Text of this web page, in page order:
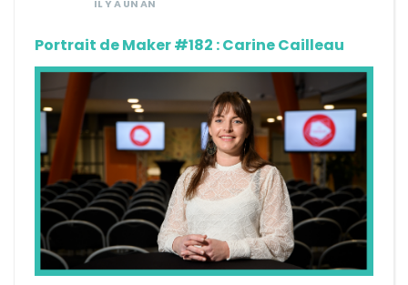
IL Y A UN AN
Portrait de Maker #182 : Carine Cailleau